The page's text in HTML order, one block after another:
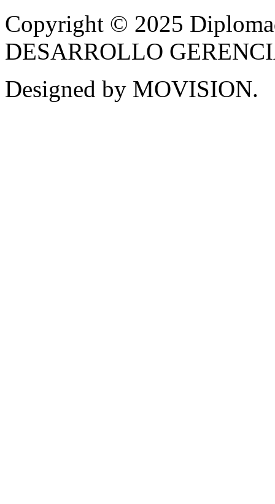
Copyright © 2025
DESARROLLO
Designed by MOVISION.